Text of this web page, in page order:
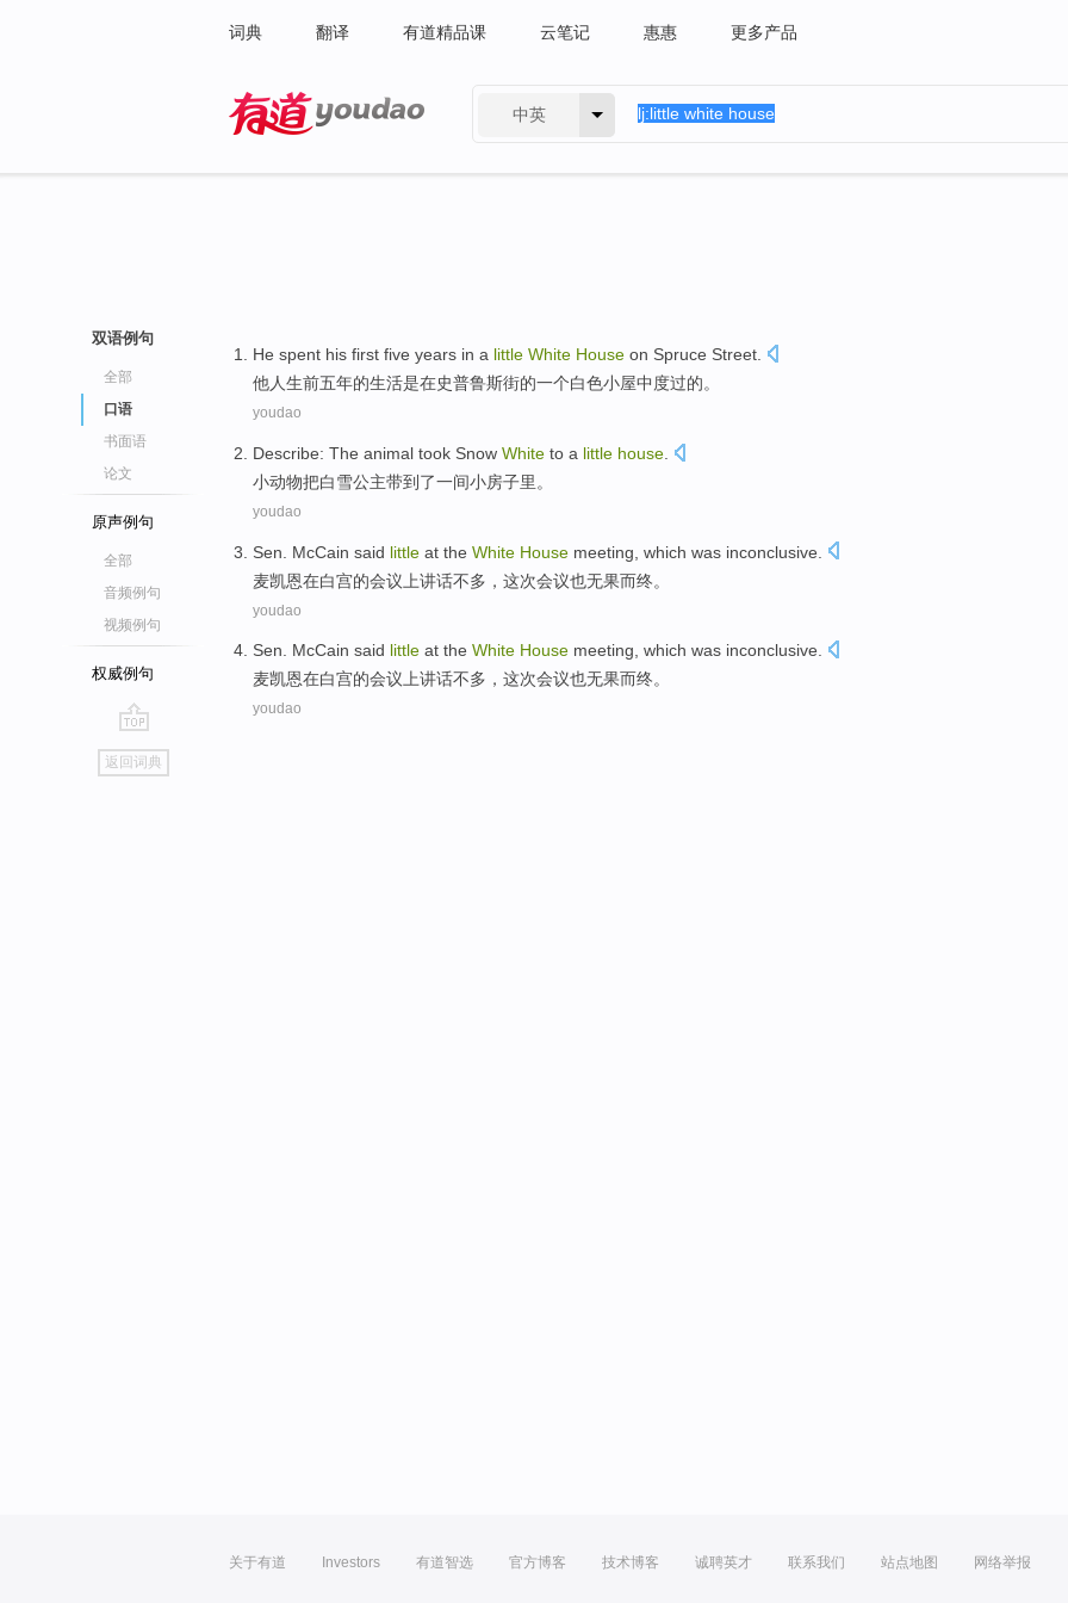
词典 翻译 有道精品课 云笔记 惠惠 更多产品
中英
双语例句
全部
口语
书面语
论文
原声例句
全部
音频例句
视频例句
权威例句
go
top
返回词典
He spent his first five years in a little White House on Spruce Street
他人生前五年的生活是在史普鲁斯街的一个白色小屋中 度过的。
youdao
Describe: The animal took Snow White to a little house
小动物把白雪公主带到了一间小房子里 。
youdao
Sen. McCain said little at the White House meeting which was inconclusive
麦凯恩在白宫的会议 上讲话不多，这次会议也无果而终。
youdao
Sen. McCain said little at the White House meeting, which was inconclusive.
麦凯恩在白宫的会议上讲话不多，这次会议也无果而终。
youdao
关于有道 Investors 有道智选 官方博客 技术博客 诚聘英才 联系我们 站点地图 网络举报